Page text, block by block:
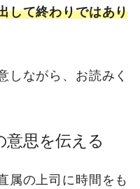
して終わりではあり
しながら、お読みく
意思を伝える
属の上司に時間をも